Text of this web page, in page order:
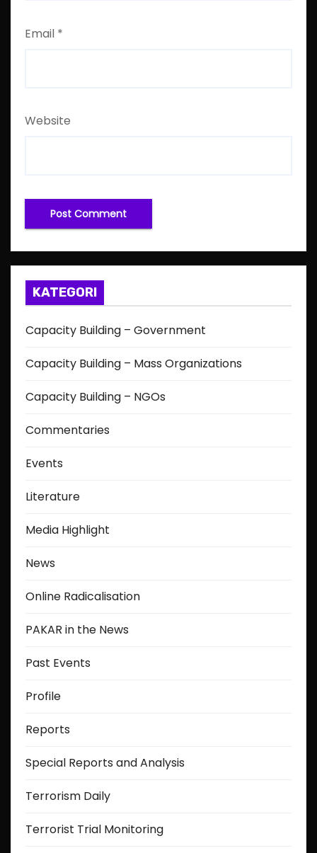
Email *
Website
KATEGORI
Capacity Building – Government
Capacity Building – Mass Organizations
Capacity Building – NGOs
Commentaries
Events
Literature
Media Highlight
News
Online Radicalisation
PAKAR in the News
Past Events
Profile
Reports
Special Reports and Analysis
Terrorism Daily
Terrorist Trial Monitoring